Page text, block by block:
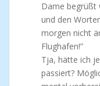
Dame begrüßt
und den
morgen nicht
Flughafen!”
Tja, hätte ich
passiert?